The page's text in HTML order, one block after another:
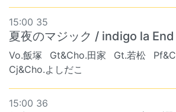
15:00 35
夏夜のマジック / indigo la End
Vo.飯塚 Gt&Cho.田家 Gt.若松
Cj&Cho.よしだこ
15:00 36